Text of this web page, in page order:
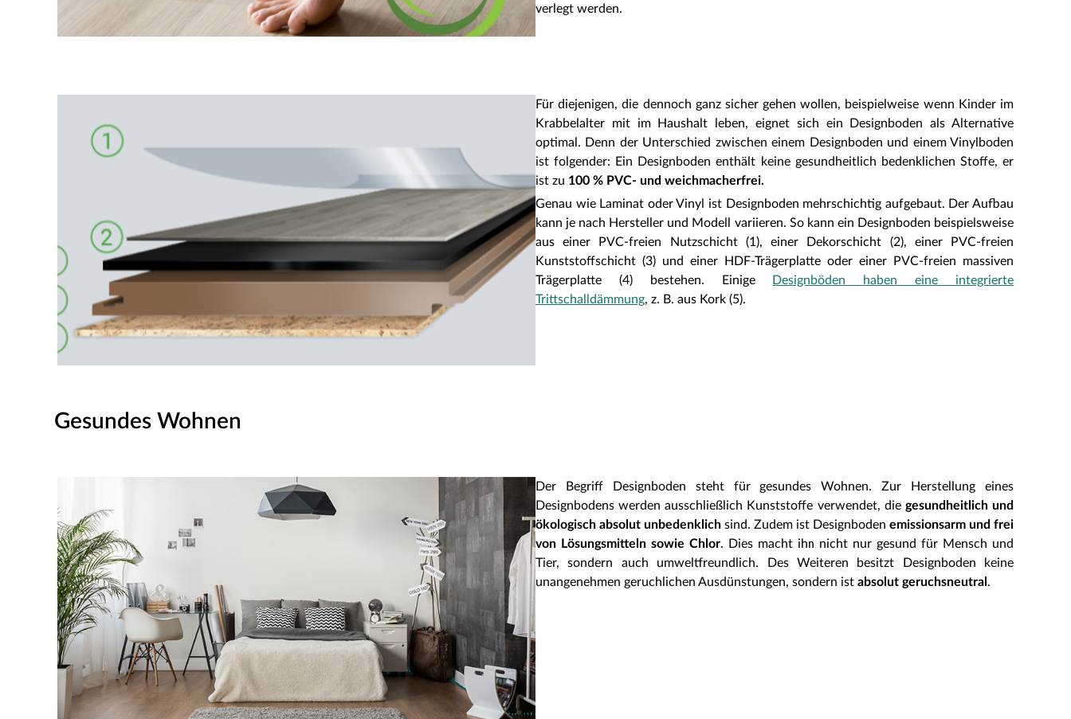
verlegt werden.
Für diejenigen, die dennoch ganz sicher gehen wollen, beispielweise wenn Kinder im
Krabbelalter mit im Haushalt leben, eignet sich ein Designboden als Alternative
optimal. Denn der Unterschied zwischen einem Designboden und einem Vinylboden
ist folgender: Ein Designboden enthält keine gesundheitlich bedenklichen Stoffe, er
ist zu 100 % PVC- und weichmacherfrei.
Genau wie Laminat oder Vinyl ist Designboden mehrschichtig aufgebaut. Der Aufbau
kann je nach Hersteller und Modell variieren. So kann ein Designboden beispielsweise
aus einer PVC-freien Nutzschicht (1), einer Dekorschicht (2), einer PVC-freien
Kunststoffschicht (3) und einer HDF-Trägerplatte oder einer PVC-freien massiven
Trägerplatte (4) bestehen. Einige
Designböden haben eine integrierte
Trittschalldämmung, z. B. aus Kork (5).
Gesundes Wohnen
Der Begriff Designboden steht für gesundes Wohnen. Zur Herstellung eines
Designbodens werden ausschließlich Kunststoffe verwendet, die gesundheitlich und
ökologisch absolut unbedenklich sind. Zudem ist Designboden emissionsarm und frei
von Lösungsmitteln sowie Chlor. Dies macht ihn nicht nur gesund für Mensch und
Tier, sondern auch umweltfreundlich. Des Weiteren besitzt Designboden keine
unangenehmen geruchlichen Ausdünstungen, sondern ist absolut geruchsneutral .